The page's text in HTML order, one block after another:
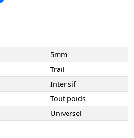
5mm
Trail
Intensif
Tout poids
Universel